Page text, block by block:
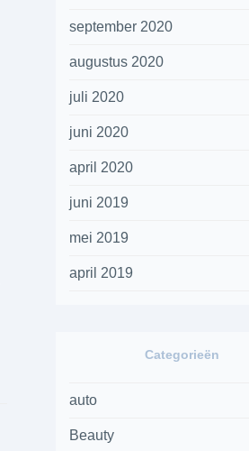
september 2020
augustus 2020
juli 2020
juni 2020
april 2020
juni 2019
mei 2019
april 2019
Categorieën
auto
Beauty